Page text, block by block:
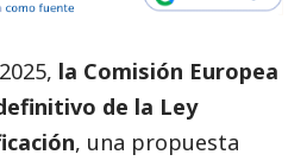
la Comisión Europea
de la Ley
, una propuesta